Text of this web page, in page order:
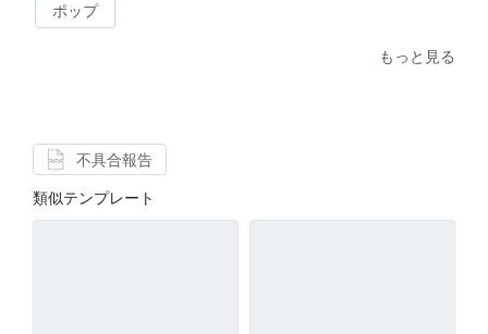
ポップ
もっと見る
不具合報告
類似テンプレート